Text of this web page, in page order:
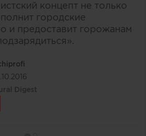
концепт не только
городские
и предоставит горожанам
Digest